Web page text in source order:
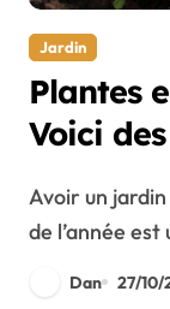
Jardin
Plantes
Voici
Avoir un jardin d’extérieur attrayant tout au long
de l’année
Dan 27/10/